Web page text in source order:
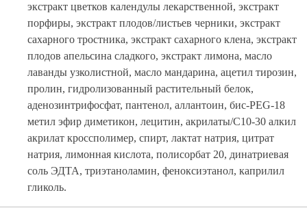
экстракт цветков календулы лекарственной, экстракт
порфиры, экстракт плодов/листьев черники, экстракт
сахарного тростника, экстракт сахарного клена, экстракт
плодов апельсина сладкого, экстракт лимона, масло
лаванды узколистной, масло мандарина, ацетил тирозин,
пролин, гидролизованный растительный белок,
аденозинтрифосфат, пантенол, аллантоин, бис-PEG-18
метил эфир диметикон, лецитин, акрилаты/С10-30 алкил
акрилат кроссполимер, спирт, лактат натрия, цитрат
натрия, лимонная кислота, полисорбат 20, динатриевая
соль ЭДТА, триэтаноламин, феноксиэтанол, каприлил
гликоль.